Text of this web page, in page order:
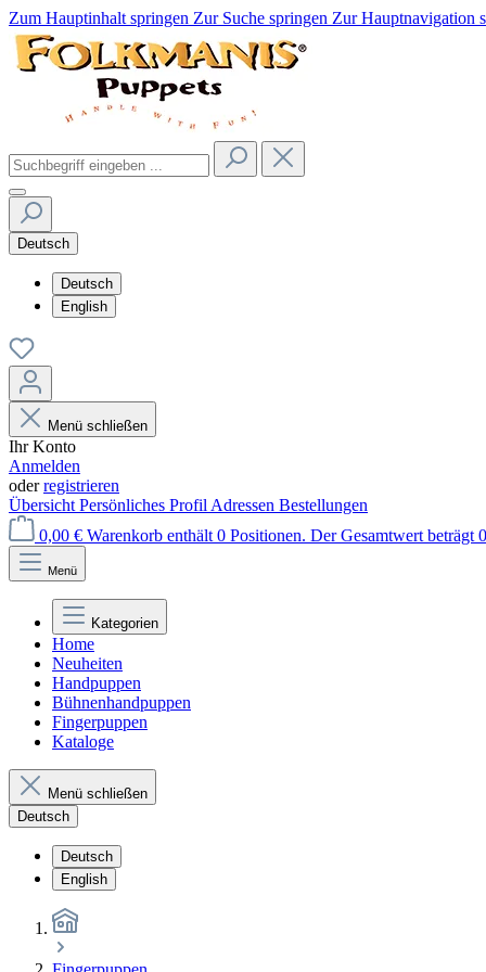
Zum Hauptinhalt springen Zur Suche springen Zur Hauptnavigation
Deutsch
Deutsch
English
Menü schließen
Ihr Konto
Anmelden
oderregistrieren
Übersicht Persönliches Profil Adressen Bestellungen
0,00 € Warenkorb enthält 0 Positionen. Der Gesamtwert beträgt
Menü
Kategorien
Home
Neuheiten
Handpuppen
Bühnenhandpuppen
Fingerpuppen
Kataloge
Menü schließen
Deutsch
Deutsch
English